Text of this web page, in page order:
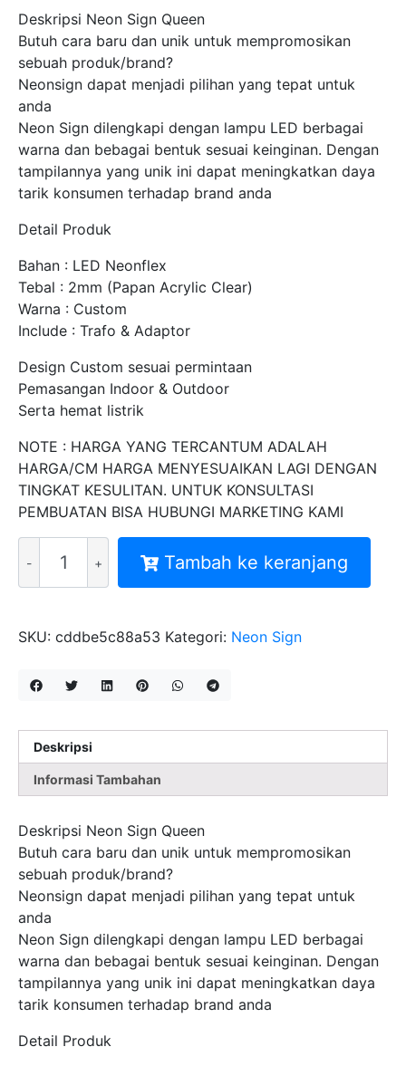
Deskripsi Neon Sign Queen
Butuh cara baru dan unik untuk mempromosikan
sebuah produk/brand?
Neonsign dapat menjadi pilihan yang tepat untuk
anda
Neon Sign dilengkapi dengan lampu LED berbagai
warna dan bebagai bentuk sesuai keinginan. Dengan
tampilannya yang unik ini dapat meningkatkan daya
tarik konsumen terhadap brand anda
Detail Produk
Bahan : LED Neonflex
Tebal : 2mm (Papan Acrylic Clear)
Warna : Custom
Include : Trafo & Adaptor
Design Custom sesuai permintaan
Pemasangan Indoor & Outdoor
Serta hemat listrik
NOTE : HARGA YANG TERCANTUM ADALAH
HARGA/CM HARGA MENYESUAIKAN LAGI DENGAN
TINGKAT KESULITAN. UNTUK KONSULTASI
PEMBUATAN BISA HUBUNGI MARKETING KAMI
BIKIN
NEON
QUEEN
Tambah ke keranjang
SKU: cddbe5c88a53 Kategori: Neon Sign
Deskripsi
Informasi Tambahan
Deskripsi Neon Sign Queen
Butuh cara baru dan unik untuk mempromosikan
sebuah produk/brand?
Neonsign dapat menjadi pilihan yang tepat untuk
anda
Neon Sign dilengkapi dengan lampu LED berbagai
warna dan bebagai bentuk sesuai keinginan. Dengan
tampilannya yang unik ini dapat meningkatkan daya
tarik konsumen terhadap brand anda
Detail Produk